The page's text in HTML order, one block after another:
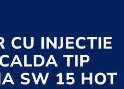
CU INJECTIE
TIP
SW 15 HOT